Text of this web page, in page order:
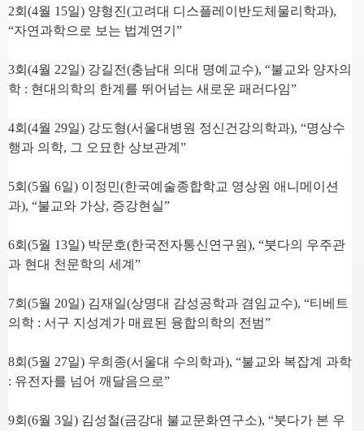
2회 (4월 15일) 양형진(고려대 디스플레이반도체물리학과),
“자연과학으로 보는 법계연기 ”
3회 (4월 22일) 강길전(충남대 의대 명예교수), “불교와 양자의
학 : 현대의학의 한계를 뛰어넘는 새로운 패러다임”
4회 (4월 29일) 강도형(서울대병원 정신건강의학과), “명상수
행과 의학, 그 오묘한 상보관계 ”
5회 (5월 6일) 이정민(한국예술종합학교 영상원 애니메이션
과), “불교와 가상, 증강현실”
6회 (5월 13일) 박문호(한국전자통신연구원), “붓다의 우주관
과 현대 천문학의 세계 ”
7회 (5월 20일) 김재일(상명대 감성공학과 겸임교수), “티베트
의학 : 서구 지성계가 매료된 융합의학의 전범”
8회 (5월 27일) 우희종(서울대 수의학과), “불교와 복잡계 과학
: 유전자를 넘어 깨달음으로”
9회 (6월 3일) 김성철(금강대 불교문화연구소), “붓다가 본 우